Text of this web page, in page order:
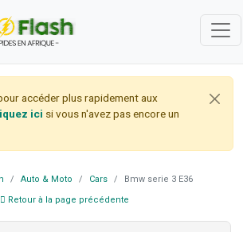
accéder plus rapidement aux
ici si vous n'avez pas encore un
Auto & Moto Cars
Bmw serie 3 E36
Retour à la page précédente